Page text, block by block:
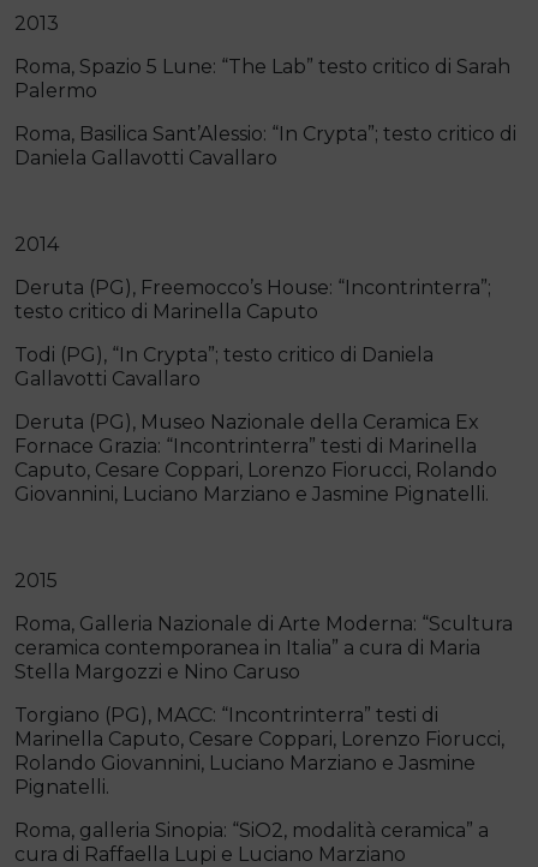
2013
Roma, Spazio 5 Lune: “The Lab” testo critico di Sarah
Palermo
Roma, Basilica Sant’Alessio: “In Crypta”; testo critico di
Daniela Gallavotti Cavallaro
2014
Deruta (PG), Freemocco’s House: “Incontrinterra”;
testo critico di Marinella Caputo
Todi (PG), “In Crypta”; testo critico di Daniela
Gallavotti Cavallaro
Deruta (PG), Museo Nazionale della Ceramica Ex
Fornace Grazia: “Incontrinterra” testi di Marinella
Caputo, Cesare Coppari, Lorenzo Fiorucci, Rolando
Giovannini, Luciano Marziano e Jasmine Pignatelli.
2015
Roma, Galleria Nazionale di Arte Moderna: “Scultura
ceramica contemporanea in Italia” a cura di Maria
Stella Margozzi e Nino Caruso
Torgiano (PG), MACC: “Incontrinterra” testi di
Marinella Caputo, Cesare Coppari, Lorenzo Fiorucci,
Rolando Giovannini, Luciano Marziano e Jasmine
Pignatelli.
Roma, galleria Sinopia: “SiO2, modalità ceramica” a
cura di Raffaella Lupi e Luciano Marziano